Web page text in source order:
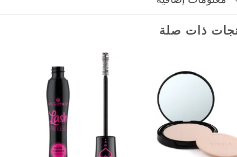
ذات صلة
إضافة
إلى
المفضلة
إضافة
إلى
المفضلة